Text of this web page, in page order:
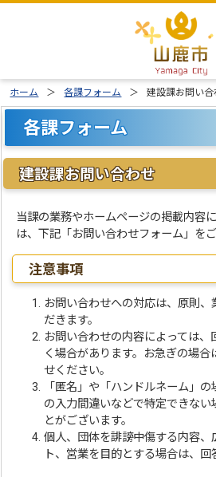
ホーム 各課フォーム 建設課お問い合
各課フォーム
建設課お問い合わせ
当課の業務やホームページの掲載内容
は、下記「お問い合わせフォーム」を
注意事項
お問い合わせへの対応は、原則
だきます。
お問い合わせの内容によっては
く場合があります。お急ぎの場
せください。
「匿名」や「ハンドルネーム」
の入力間違いなどで特定できな
とがございます。
個人、団体を誹謗中傷する内容、
ト、営業を目的とする場合は、回